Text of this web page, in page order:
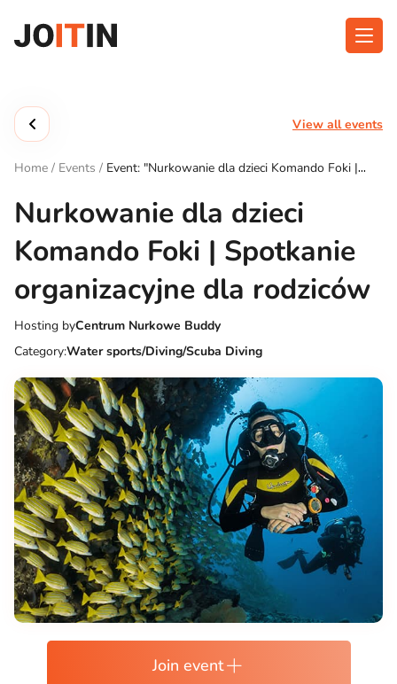
content
Get the App:
View all events
Home / Events / Event: "Nurkowanie dla dzieci Komando Foki |
Nurkowanie dla dzieci
Komando Foki | Spotkanie
organizacyjne dla rodziców
Hosting byCentrum Nurkowe Buddy
Category:Water sports/Diving/Scuba Diving
Join event